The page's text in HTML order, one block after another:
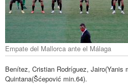
Empate del Mallorca ante el Málaga
Benítez, Cristian Rodríguez, Jairo(Yanis
Quintana(Šćepović min.64).